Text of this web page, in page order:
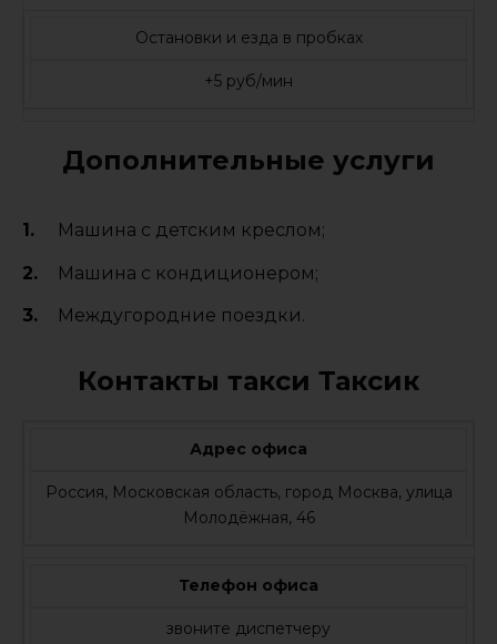
Остановки и езда в пробках
+5 руб/мин
Дополнительные услуги
Машина с детским креслом;
Машина с кондиционером;
Междугородние поездки.
Контакты такси Таксик
Адрес офиса
Россия, Московская область, город Москва, улица
Молодёжная, 46
Телефон офиса
звоните диспетчеру